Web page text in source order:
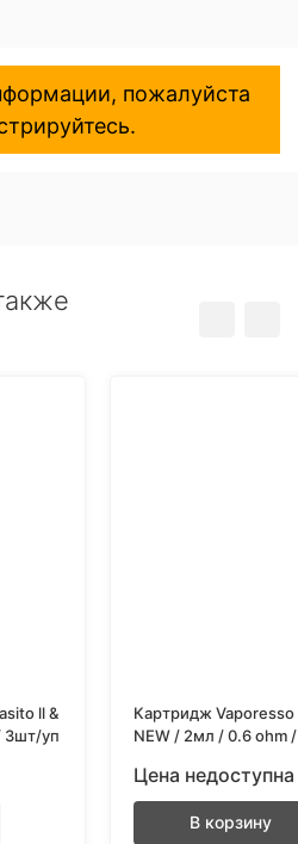
пожалуйста
ll &
3шт/уп
Картридж Vaporesso
NEW / 2мл / 0.6 ohm
Цена недоступна
В корзину